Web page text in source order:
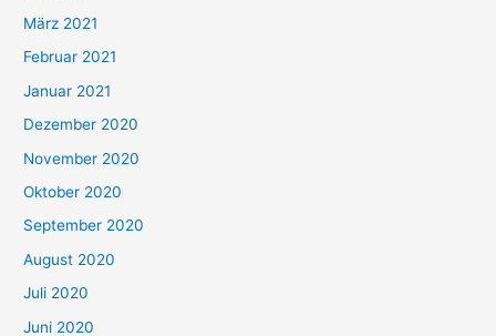
März 2021
Februar 2021
Januar 2021
Dezember 2020
November 2020
Oktober 2020
September 2020
August 2020
Juli 2020
Juni 2020